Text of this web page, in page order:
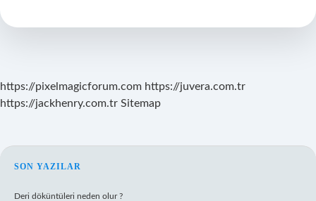
Karışım
https://pixelmagicforum.com https://juvera.com.tr
https://jackhenry.com.tr Sitemap
SIDEBAR
SON YAZILAR
Deri döküntüleri neden olur ?